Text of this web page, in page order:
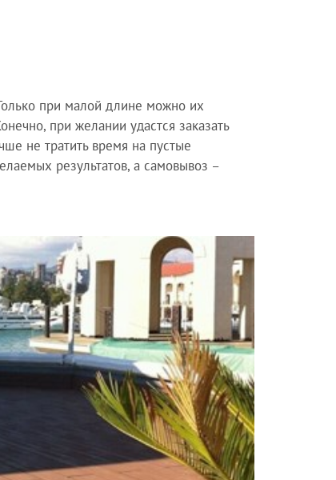
при малой длине можно их
при желании удастся заказать
не тратить время на пустые
результатов, а самовывоз –